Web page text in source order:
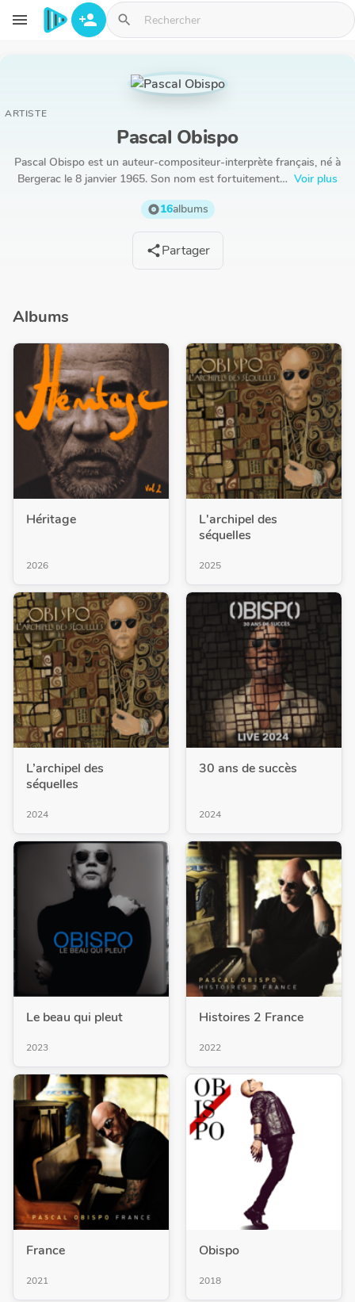
Aller au contenu principal
menu person_add search
ARTISTE
Pascal Obispo
Pascal Obispo est un auteur-compositeur-interprète français, né à
Bergerac le 8 janvier 1965. Son nom est fortuitement… Voir plus
album16albums
sharePartager
Albums
Héritage
2026
L'archipel des
séquelles
2025
L’archipel des
séquelles
2024
30 ans de succès
2024
Le beau qui pleut
2023
Histoires 2 France
2022
France
2021
Obispo
2018